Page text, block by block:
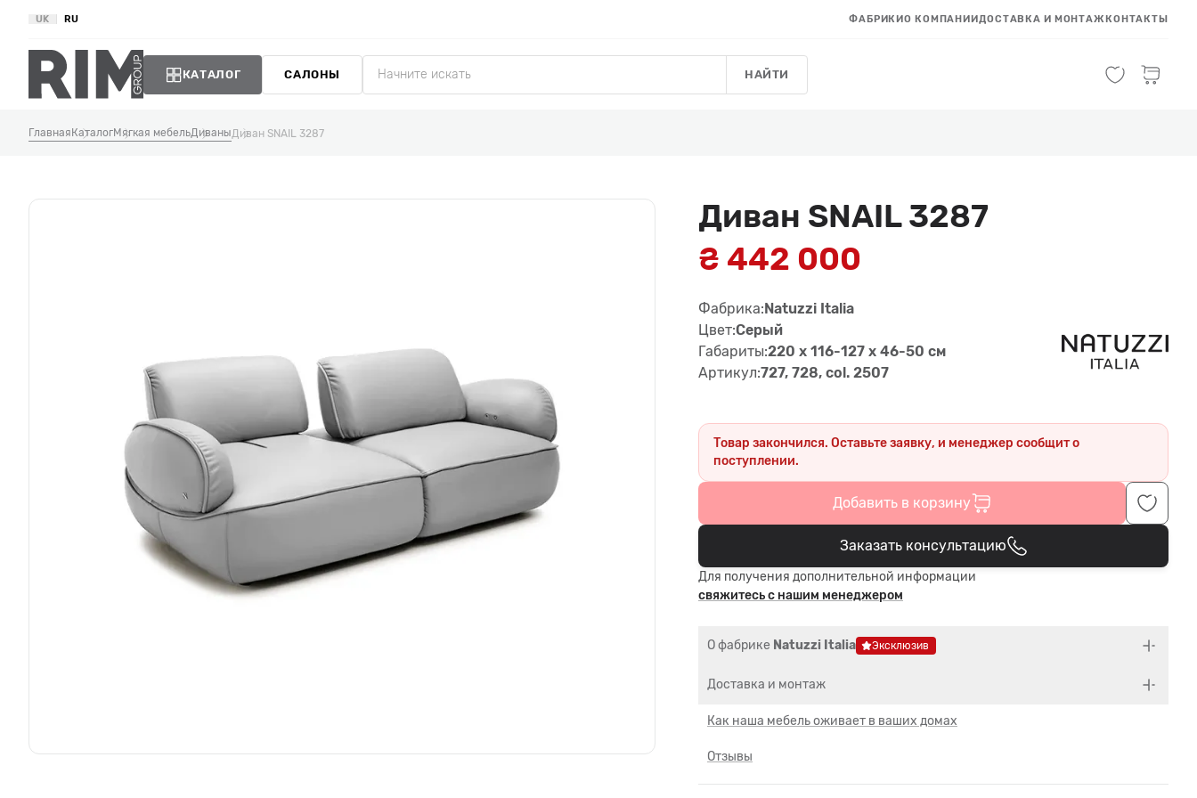
UK RU ФАБРИКИО КОМПАНИИДОСТАВКА И МОНТАЖКОНТАКТЫ
КАТАЛОГ САЛОНЫ НАЙТИ
Главная КаталогМягкая мебельДиваныДиван SNAIL 3287
Диван SNAIL 3287
₴ 442 000
Фабрика:Natuzzi Italia
Цвет:Серый
Габариты:220 x 116-127 x 46-50 см
Артикул:727, 728, col. 2507
Товар закончился. Оставьте заявку, и менеджер сообщит о
поступлении.
Добавить в корзину
В корзине
Заказать консультацию
Для получения дополнительной информации
свяжитесь с нашим менеджером
О фабрике Natuzzi Italia Эксклюзив
Доставка и монтаж
Как наша мебель оживает в ваших домах
Отзывы